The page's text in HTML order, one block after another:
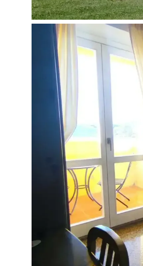
Pervežimas į/iš oro uosto
Pramogos ir sportas:
Nardymas (už papildomą
Nardymas su vamzdeliu
Plaukimas baidarėmis (už
Žygiai pėsčiomis (už
Vaikams:
Vaikiškos lovelės
Paplūdimys:
Privatus
Smėlio
Skėčiai, gultai (už
Kontaktai:
Adresas:Via Libertà, 201
Telefonas: +39 0789 46073
El. pašto adresas:
Internetinė svetainė: